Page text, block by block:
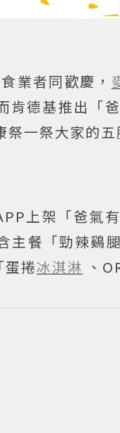
業者同歡慶，
肯德基推出「
一祭大家的五
上架「爸氣
主餐「勁辣鷄
捲冰淇淋 、